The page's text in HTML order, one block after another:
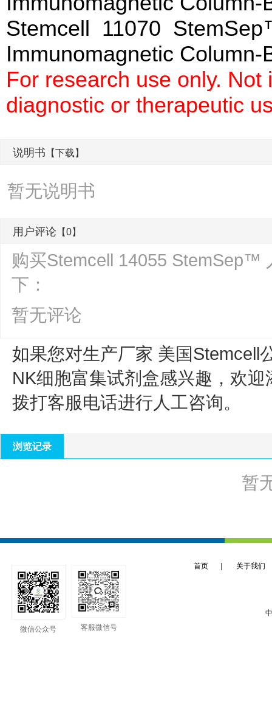
Stemcell 11070
Immunomagnetic
For research use only.
diagnostic or therapeutic
说明书 【下载】
暂无说明书
用户评论 【0】
购买Stemcell 14055 StemSep™
下：
暂无评论
如果您对生产厂家 美国Stemcell
NK细胞富集试剂盒感兴趣，欢迎
拨打客服电话进行人工咨询。
浏览记录
暂
首页 关于我们
微信公众号
客服微信号